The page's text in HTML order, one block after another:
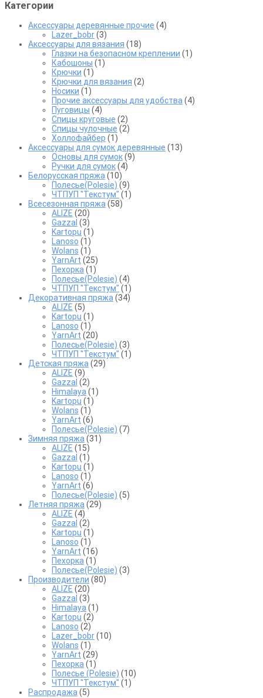
Категории
Аксессуары деревянные прочие (4)
Lazer_bobr(3)
Аксессуары для вязания (18)
Глазки на безопасном креплении (1)
Кабошоны (1)
Крючки (1)
Крючки для вязания (2)
Носики (1)
Прочие аксессуары для удобства (4)
Пуговицы (4)
Спицы круговые (2)
Спицы чулочные (2)
Холлофайбер (1)
Аксессуары для сумок деревянные (13)
Основы для сумок(9)
Ручки для сумок(4)
Белорусская пряжа (10)
Полесье(Polesie) (9)
ЧТПУП "Текстум" (1)
Всесезонная пряжа (58)
ALIZE (20)
Gazzal (3)
Kartopu (1)
Lanoso (1)
Wolans (1)
YarnArt (25)
Пехорка (1)
Полесье(Polesie) (4)
ЧТПУП "Текстум" (1)
Декоративная пряжа (34)
ALIZE (5)
Kartopu (1)
Lanoso (1)
YarnArt (20)
Полесье(Polesie) (3)
ЧТПУП "Текстум" (1)
Детская пряжа (29)
ALIZE (9)
Gazzal (2)
Himalaya (1)
Kartopu (1)
Wolans (1)
YarnArt (6)
Полесье(Polesie) (7)
Зимняя пряжа (31)
ALIZE (15)
Gazzal (1)
Kartopu (1)
Lanoso (1)
YarnArt (6)
Полесье(Polesie) (5)
Летняя пряжа (29)
ALIZE (4)
Gazzal (2)
Kartopu (1)
Lanoso (1)
YarnArt (16)
Пехорка (1)
Полесье(Polesie) (3)
Производители (80)
ALIZE (20)
Gazzal (3)
Himalaya (1)
Kartopu (2)
Lanoso (2)
Lazer_bobr(10)
Wolans (1)
YarnArt (29)
Пехорка (1)
Полесье (Polesie) (10)
ЧТПУП "Текстум" (1)
Распродажа (5)